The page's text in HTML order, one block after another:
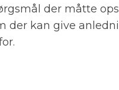
der måtte
der kan give